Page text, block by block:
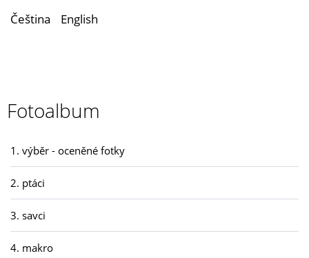
Čeština English
Fotoalbum
1. výběr - oceněné fotky
2. ptáci
3. savci
4. makro